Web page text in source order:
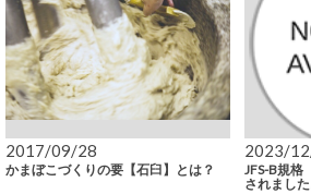
2017/09/28
かまぼこづくりの要【石臼】とは？
2023/
JFS-B規
されました